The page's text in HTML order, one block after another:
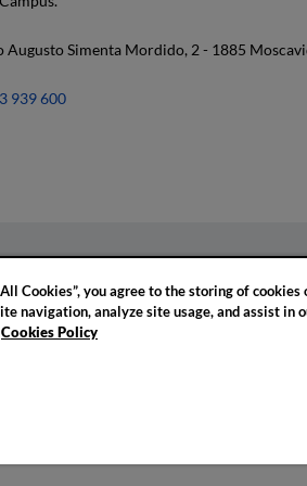
Augusto Simenta Mordido, 2 - 1885
939 600
Política de cookies
Cookies”, you agree to the storing of cookies
navigation, analyze site usage, and assist in
Cookies Policy